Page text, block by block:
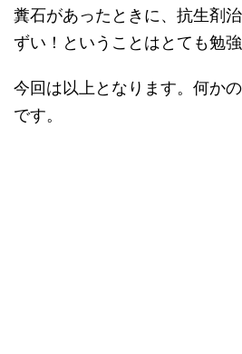
糞石があったときに、抗生剤
ずい！ということはとても勉強
今回は以上となります。何か
です。